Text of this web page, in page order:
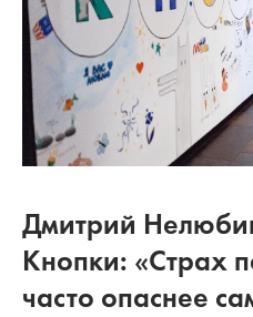
Дмитрий
Кнопки: «Страх
часто опаснее